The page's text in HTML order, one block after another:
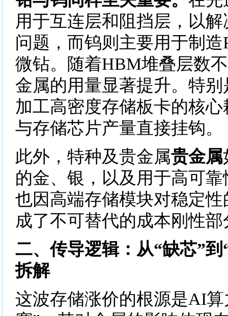
用于互连层和阻挡层，以
问题，而钨则主要用于制造
微钻。随着HBM堆叠层数
金属的用量显著提升。特
加工高密度存储板卡的核
与存储芯片产量直接挂钩。
此外，特种及贵金属贵金属
的金、银，以及用于高可
也因高端存储模块对稳定
成了不可替代的成本刚性部
二、传导逻辑：从“缺芯”
拆解
这波存储涨价的根源是AI